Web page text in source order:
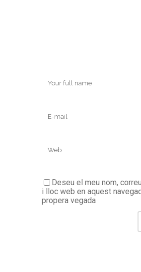
Deseu el meu nom,
i lloc web en aquest
propera vegada